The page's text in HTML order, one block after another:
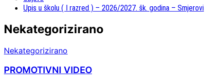
Upis u školu ( I razred ) – 2026/2027. šk. godina – Smjerovi
Nekategorizirano
Nekategorizirano
PROMOTIVNI VIDEO